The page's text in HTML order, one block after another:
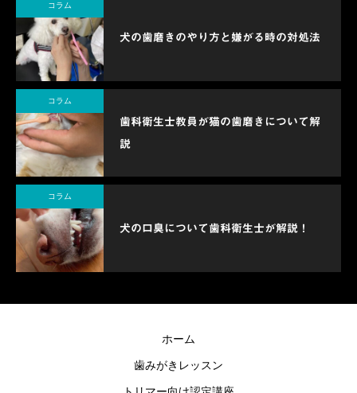
コラム
犬の歯磨きのやり方と嫌がる時の対処法
コラム
歯科衛生士教員が猫の歯磨きについて解
説
コラム
犬の口臭について歯科衛生士が解説！
ホーム
歯みがきレッスン